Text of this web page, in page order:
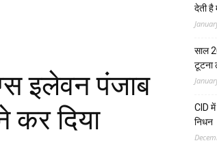
इलेवन पंजाब
कर दिया
देती है
साल
टूटना
CID में
निधन